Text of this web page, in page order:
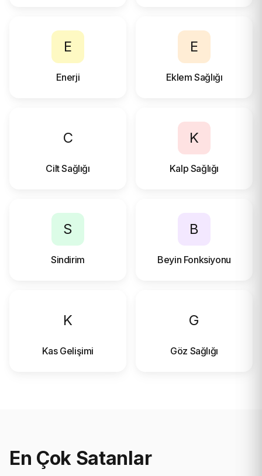
E
Enerji
E
Eklem Sağlığı
C
Cilt Sağlığı
K
Kalp Sağlığı
S
Sindirim
B
Beyin Fonksiyonu
K
Kas Gelişimi
G
Göz Sağlığı
En Çok Satanlar